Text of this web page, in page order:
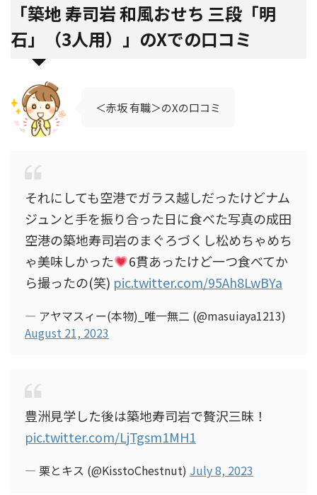
「築地 寿司岩 和風おせち 三段「明
石」（3人用）」のXでの口コミ
＜赤坂 有職＞のXの口コミ
それにしても空港でガラス越しだったけどナム
ジュンと手を振り合った日に食べた写真の成田
空港の築地寿司岩のまぐろづくし松めちゃめち
ゃ美味しかった
6貫あったけど一つ食べてか
ら撮ったの(笑) pic.twitter.com/95Ah8LwBYa
— アヤマスィー(本物)_唯一無二 (@masuiaya1213)
August 21, 2023
豊洲見学した後は築地寿司岩で贅沢三昧！
pic.twitter.com/LjTgsm1MH1
— 栗とキス (@KisstoChestnut) July 8, 2023